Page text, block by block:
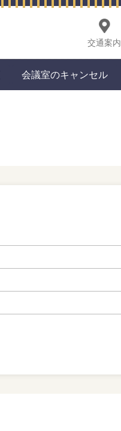
交通案内
会議室のキャンセル